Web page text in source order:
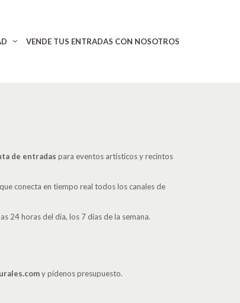
VENDE TUS ENTRADAS CON NOSOTROS
de entradas para eventos artísticos y recintos
conecta en tiempo real todos los canales de
24 horas del día, los 7 días de la semana.
y pídenos presupuesto.